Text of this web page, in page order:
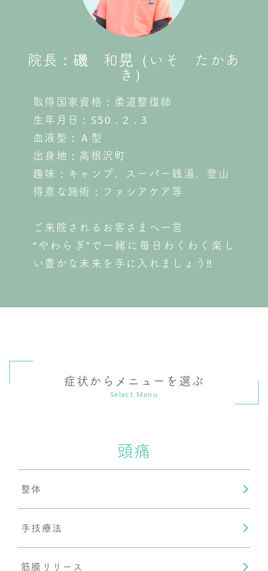
院長：磯 和晃（いそ たかあ
き）
取得国家資格：柔道整復師
生年月日：S50．2．3
血液型：Ａ型
出身地：高根沢町
趣味：キャンプ、スーパー銭湯、登山
得意な施術：ファシアケア等
ご来院されるお客さまへ一言
“やわらぎ”で一緒に毎日わくわく楽し
い豊かな未来を手に入れましょう‼
症状からメニューを選ぶ
Select Menu
頭痛
整体
手技療法
筋膜リリース